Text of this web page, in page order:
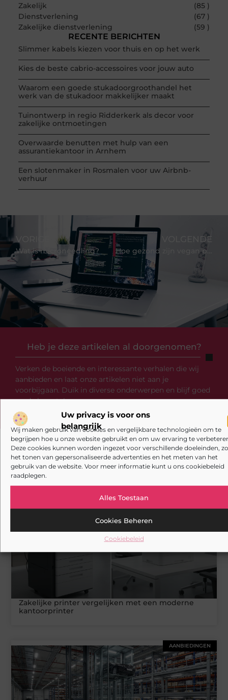
Uw privacy is voor ons
belangrijk
Wij maken gebruik van cookies en vergelijkbare technologieën om te
begrijpen hoe u onze website gebruikt en om uw ervaring te
Deze cookies kunnen worden ingezet voor verschillende doeleinden,
het tonen van gepersonaliseerde advertenties en het meten van het
gebruik van de website. Voor meer informatie kunt u ons cookiebeleid
raadplegen.
Alles Toestaan
Cookies Beheren
Cookiebeleid
Zakelijk
(85 )
Dienstverlening
(67 )
Zakelijke dienstverlening
(59 )
RECENTE BERICHTEN
Slimmer kabels kiezen voor thuis en op het werk
Kies de beste cabrio-accessoires voor jouw auto
Waarom een goede stukadoorgroothandel het
werk van de stukadoor makkelijker maakt
Tuinontwerp in regio Ridderkerk als decor voor
zakelijke ontmoetingen
Overwaarde benutten met hulp van een
assurantiekantoor in Arnhem
Een slotenmaker in Rosmalen voor uw Airbnb-
verhuur
Heb je deze artikelen al doorgenomen?
Verken de boeiende en interessante verhalen die wij
aanbieden en laat onze artikelen niet aan je
voorbijgaan. Duik in diverse onderwerpen en blijf goed
op de hoogte!
Wat is microneedling?
VOLGENDE
Gerelateerde artikelendie u mogelijk
Zakelijke printer vergelijken met een moderne
kantoorprinter
AANBIEDINGEN